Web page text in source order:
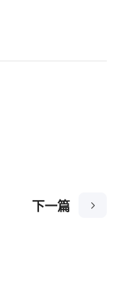
下一篇